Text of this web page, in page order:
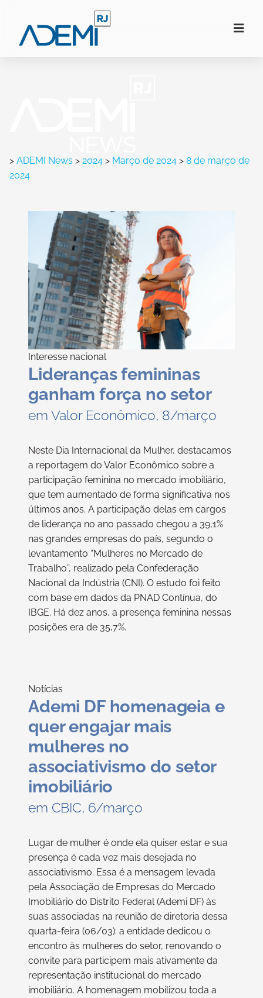
> ADEMI News > 2024 > Março de 2024 > 8 de março de
2024
Interesse nacional
Lideranças femininas
ganham força no setor
em Valor Econômico, 8/março
Neste Dia Internacional da Mulher, destacamos
a reportagem do Valor Econômico sobre a
participação feminina no mercado imobiliário,
que tem aumentado de forma significativa nos
últimos anos. A participação delas em cargos
de liderança no ano passado chegou a 39,1%
nas grandes empresas do país, segundo o
levantamento “Mulheres no Mercado de
Trabalho”, realizado pela Confederação
Nacional da Indústria (CNI). O estudo foi feito
com base em dados da PNAD Contínua, do
IBGE. Há dez anos, a presença feminina nessas
posições era de 35,7%.
Notícias
Ademi DF homenageia e
quer engajar mais
mulheres no
associativismo do setor
imobiliário
em CBIC, 6/março
Lugar de mulher é onde ela quiser estar e sua
presença é cada vez mais desejada no
associativismo. Essa é a mensagem levada
pela Associação de Empresas do Mercado
Imobiliário do Distrito Federal (Ademi DF) às
suas associadas na reunião de diretoria dessa
quarta-feira (06/03): a entidade dedicou o
encontro às mulheres do setor, renovando o
convite para participem mais ativamente da
representação institucional do mercado
imobiliário. A homenagem mobilizou toda a